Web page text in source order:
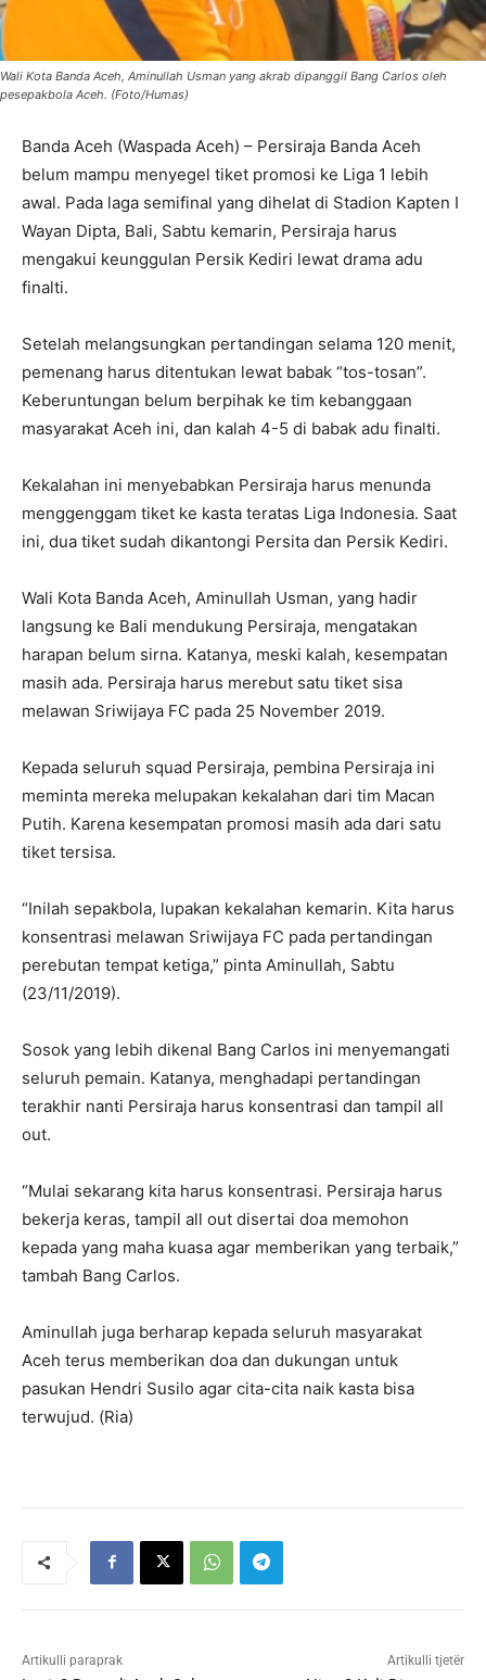
Wali Kota Banda Aceh, Aminullah Usman yang akrab dipanggil Bang Carlos oleh
pesepakbola Aceh. (Foto/Humas)
Banda Aceh (Waspada Aceh) – Persiraja Banda Aceh
belum mampu menyegel tiket promosi ke Liga 1 lebih
awal. Pada laga semifinal yang dihelat di Stadion Kapten I
Wayan Dipta, Bali, Sabtu kemarin, Persiraja harus
mengakui keunggulan Persik Kediri lewat drama adu
finalti.
Setelah melangsungkan pertandingan selama 120 menit,
pemenang harus ditentukan lewat babak “tos-tosan”.
Keberuntungan belum berpihak ke tim kebanggaan
masyarakat Aceh ini, dan kalah 4-5 di babak adu finalti.
Kekalahan ini menyebabkan Persiraja harus menunda
menggenggam tiket ke kasta teratas Liga Indonesia. Saat
ini, dua tiket sudah dikantongi Persita dan Persik Kediri.
Wali Kota Banda Aceh, Aminullah Usman, yang hadir
langsung ke Bali mendukung Persiraja, mengatakan
harapan belum sirna. Katanya, meski kalah, kesempatan
masih ada. Persiraja harus merebut satu tiket sisa
melawan Sriwijaya FC pada 25 November 2019.
Kepada seluruh squad Persiraja, pembina Persiraja ini
meminta mereka melupakan kekalahan dari tim Macan
Putih. Karena kesempatan promosi masih ada dari satu
tiket tersisa.
“Inilah sepakbola, lupakan kekalahan kemarin. Kita harus
konsentrasi melawan Sriwijaya FC pada pertandingan
perebutan tempat ketiga,” pinta Aminullah, Sabtu
(23/11/2019).
Sosok yang lebih dikenal Bang Carlos ini menyemangati
seluruh pemain. Katanya, menghadapi pertandingan
terakhir nanti Persiraja harus konsentrasi dan tampil all
out.
“Mulai sekarang kita harus konsentrasi. Persiraja harus
bekerja keras, tampil all out disertai doa memohon
kepada yang maha kuasa agar memberikan yang terbaik,”
tambah Bang Carlos.
Aminullah juga berharap kepada seluruh masyarakat
Aceh terus memberikan doa dan dukungan untuk
pasukan Hendri Susilo agar cita-cita naik kasta bisa
terwujud. (Ria)
Artikulli paraprak Artikulli tjetër